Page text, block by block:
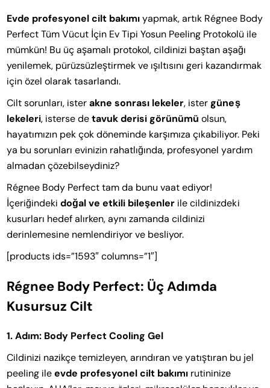
Evde profesyonel cilt bakımıyapmak, artık Régnee Body
Perfect Tüm Vücut İçin Ev Tipi Yosun Peeling Protokolü ile
mümkün! Bu üç aşamalı protokol, cildinizi baştan aşağı
yenilemek, pürüzsüzleştirmek ve ışıltısını geri kazandırmak
için özel olarak tasarlandı.
Cilt sorunları, isterakne sonrası lekeler, istergüneş
lekeleri, isterse detavuk derisi görünümü olsun,
hayatımızın pek çok döneminde karşımıza çıkabiliyor. Peki
ya bu sorunları evinizin rahatlığında, profesyonel yardım
almadan çözebilseydiniz?
Régnee Body Perfect tam da bunu vaat ediyor!
İçeriğindekidoğal ve etkili bileşenler ile cildinizdeki
kusurları hedef alırken, aynı zamanda cildinizi
derinlemesine nemlendiriyor ve besliyor.
[products ids=”1593″ columns=”1″]
Régnee Body Perfect: Üç Adımda
Kusursuz Cilt
1. Adım: Body Perfect Cooling Gel
Cildinizi nazikçe temizleyen, arındıran ve yatıştıran bu jel
peeling ileevde profesyonel cilt bakımı rutininize